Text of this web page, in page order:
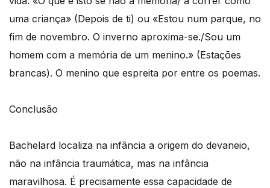
uma criança» (Depois de ti) ou «Estou num parque, no
fim de novembro. O inverno aproxima-se./Sou um
homem com a memória de um menino.» (Estações
brancas). O menino que espreita por entre os poemas.
Conclusão
Bachelard localiza na infância a origem do devaneio,
não na infância traumática, mas na infância
maravilhosa. É precisamente essa capacidade de